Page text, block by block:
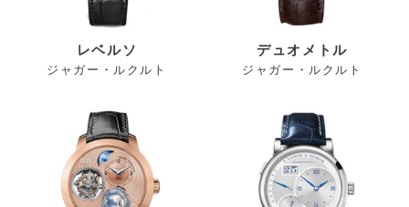
レベルソ
ジャガー・ルクルト
デュオメトル
ジャガー・ルクルト